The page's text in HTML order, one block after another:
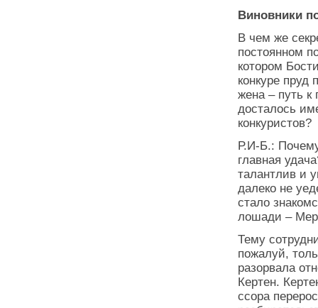
Виновники
В чем же
постоянном
котором
конкуре пруд
жена – путь к
досталось
конкуристов?
Р.И-Б.:
главная
талантлив и
далеко не
стало
лошади –
Тему
пожалуй,
разорвала
Кертен.
ссора